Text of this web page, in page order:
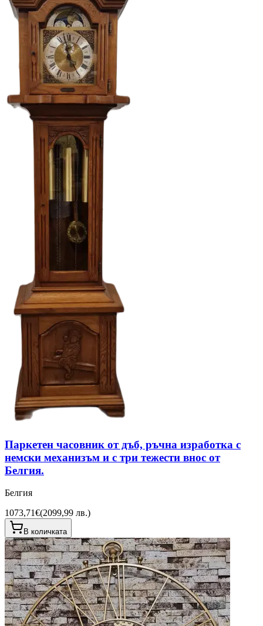
Паркетен часовник от дъб, ръчна изработка с
немски механизъм и с три тежести внос от
Белгия.
Белгия
1073,71€(2099,99 лв.)
В количката